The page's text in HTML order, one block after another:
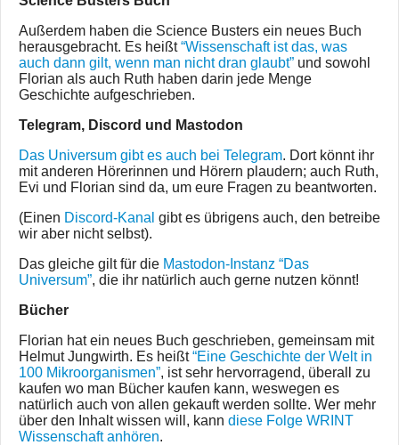
Außerdem haben die Science Busters ein neues Buch
herausgebracht. Es heißt“Wissenschaft ist das, was
auch dann gilt, wenn man nicht dran glaubt” und sowohl
Florian als auch Ruth haben darin jede Menge
Geschichte aufgeschrieben.
Telegram, Discord und Mastodon
Das Universum gibt es auch bei Telegram. Dort könnt ihr
mit anderen Hörerinnen und Hörern plaudern; auch Ruth,
Evi und Florian sind da, um eure Fragen zu beantworten.
(Einen Discord-Kanal gibt es übrigens auch, den betreibe
wir aber nicht selbst).
Das gleiche gilt für die Mastodon-Instanz “Das
Universum”, die ihr natürlich auch gerne nutzen könnt!
Bücher
Florian hat ein neues Buch geschrieben, gemeinsam mit
Helmut Jungwirth. Es heißt“Eine Geschichte der Welt in
100 Mikroorganismen”, ist sehr hervorragend, überall zu
kaufen wo man Bücher kaufen kann, weswegen es
natürlich auch von allen gekauft werden sollte. Wer mehr
über den Inhalt wissen will, kann diese Folge WRINT
Wissenschaft anhören.